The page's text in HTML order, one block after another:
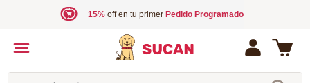
15%off en tu primer Pedido Programado
¿Qué estás necesitando?